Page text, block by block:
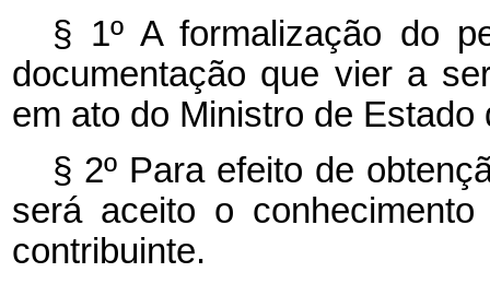
§ 1º A formalização do
documentação que vier a
em ato do Ministro de Estado
§ 2º Para efeito de
será aceito o
contribuinte.